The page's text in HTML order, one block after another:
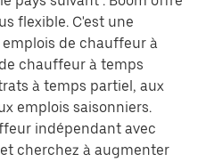
flexible. C'est une
de chauffeur à
chauffeur à temps
à temps partiel, aux
emplois saisonniers.
indépendant avec
cherchez à augmenter